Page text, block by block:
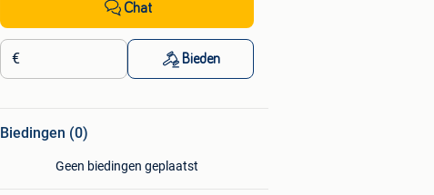
Chat
€ Bieden
Biedingen (0)
Geen biedingen geplaatst